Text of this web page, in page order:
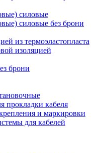
силовые
силовые без брони
из термоэластопласта
изоляцией
брони
прокладки кабеля
и маркировки
для кабелей